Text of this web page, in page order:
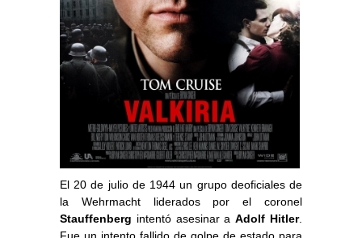
El 20 de julio de 1944 un grupo deoficiales de
la Wehrmacht liderados por el coronel
Stauffenberg intentó asesinar a Adolf Hitler.
Fue un intento fallido de golpe de estado para